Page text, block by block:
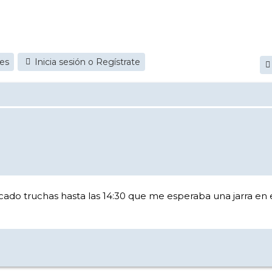
Inicia sesión o Regístrate
truchas hasta las 14:30 que me esperaba una jarra